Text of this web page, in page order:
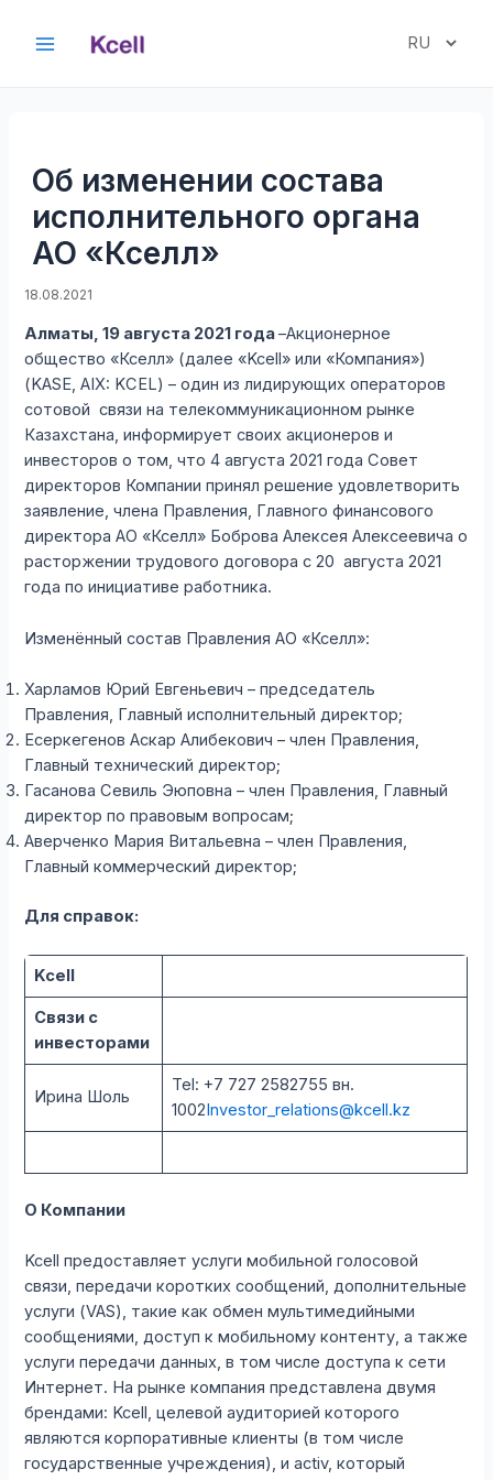
Выбрать
Об изменении состава
исполнительного органа
АО «Кселл»
18.08.2021
Алматы, 19 августа 2021 года–Акционерное
общество «Кселл» (далее «Kcell» или «Компания»)
(KASE, AIX: KCEL) – один из лидирующих операторов
сотовой связи на телекоммуникационном рынке
Казахстана, информирует своих акционеров и
инвесторов о том, что 4 августа 2021 года Совет
директоров Компании принял решение удовлетворить
заявление, члена Правления, Главного финансового
директора АО «Кселл» Боброва Алексея Алексеевича о
расторжении трудового договора с 20 августа 2021
года по инициативе работника.
Изменённый состав Правления АО «Кселл»:
Харламов Юрий Евгеньевич – председатель
Правления, Главный исполнительный директор;
Есеркегенов Аскар Алибекович – член Правления,
Главный технический директор;
Гасанова Севиль Эюповна – член Правления, Главный
директор по правовым вопросам;
Аверченко Мария Витальевна – член Правления,
Главный коммерческий директор;
Для справок:
Kcell
Связи с
инвесторами
Ирина Шоль
Tel: +7 727 2582755 вн.
1002Investor_relations@kcell.kz
О Компании
Kcell предоставляет услуги мобильной голосовой
связи, передачи коротких сообщений, дополнительные
услуги (VAS), такие как обмен мультимедийными
сообщениями, доступ к мобильному контенту, а также
услуги передачи данных, в том числе доступа к сети
Интернет. На рынке компания представлена двумя
брендами: Kcell, целевой аудиторией которого
являются корпоративные клиенты (в том числе
государственные учреждения), и activ, который